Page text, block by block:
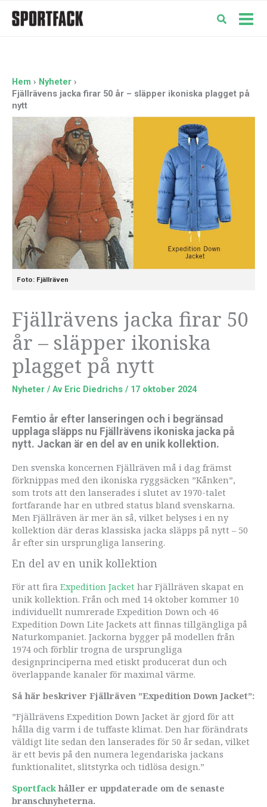
Hem
Nyheter
Fjällrävens jacka firar 50 år – släpper ikoniska plagget på
nytt
Foto: Fjällräven
Fjällrävens jacka firar 50
år – släpper ikoniska
plagget på nytt
Nyheter / Av Eric Diedrichs / 17 oktober 2024
Femtio år efter lanseringen och i begränsad
upplaga släpps nu Fjällrävens ikoniska jacka på
nytt. Jackan är en del av en unik kollektion.
Den svenska koncernen Fjällräven må i dag främst
förknippas med den ikoniska ryggsäcken ”Kånken”,
som trots att den lanserades i slutet av 1970-talet
fortfarande har en utbred status bland svenskarna.
Men Fjällräven är mer än så, vilket belyses i en ny
kollektion där deras klassiska jacka släpps på nytt – 50
år efter sin ursprungliga lansering.
En del av en unik kollektion
För att fira Expedition Jacket har Fjällräven skapat en
unik kollektion. Från och med 14 oktober kommer 10
individuellt numrerade Expedition Down och 46
Expedition Down Lite Jackets att finnas tillgängliga på
Naturkompaniet. Jackorna bygger på modellen från
1974 och förblir trogna de ursprungliga
designprinciperna med etiskt producerat dun och
överlappande kanaler för maximal värme.
Så här beskriver Fjällräven ”Expedition Down Jacket”:
”Fjällrävens Expedition Down Jacket är gjord för att
hålla dig varm i de tuffaste klimat. Den har förändrats
väldigt lite sedan den lanserades för 50 år sedan, vilket
är ett bevis på den numera legendariska jackans
funktionalitet, slitstyrka och tidlösa design.”
Sportfack håller er uppdaterade om de senaste
branschnyheterna.